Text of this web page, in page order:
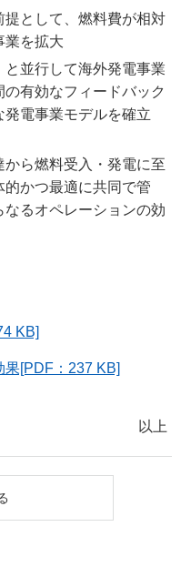
として、燃料費が相対
業を拡大
並行して海外発電事業
有効なフィードバック
電事業モデルを確立
ら燃料受入・発電に至
かつ最適に共同で管
るオペレーションの効
KB]
[PDF：237 KB]
以上